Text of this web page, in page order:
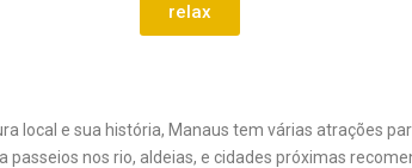
relax
local e sua história, Manaus tem várias atrações
passeios nos rio, aldeias, e cidades próximas